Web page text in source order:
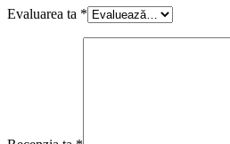
Evaluarea ta *